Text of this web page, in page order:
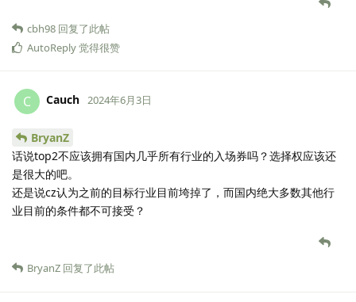
cbh98 回复了此帖
AutoReply觉得很赞
C Cauch 2024年6月3日
BryanZ
话说top2不应该拥有国内几乎所有行业的入场券吗？选择权应该还
是很大的吧。
还是说cz认为之前的目标行业目前垮掉了，而国内绝大多数其他行
业目前的条件都不可接受？
BryanZ 回复了此帖